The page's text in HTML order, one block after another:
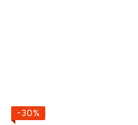
−30%